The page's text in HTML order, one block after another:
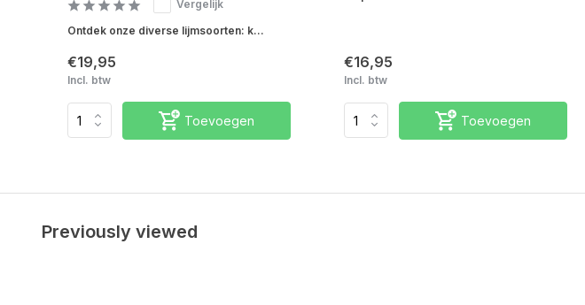
Vergelijk
Ontdek onze diverse lijmsoorten: k...
€19,95
Incl. btw
Toevoegen
€16,95
Incl. btw
Toevoegen
Previously viewed